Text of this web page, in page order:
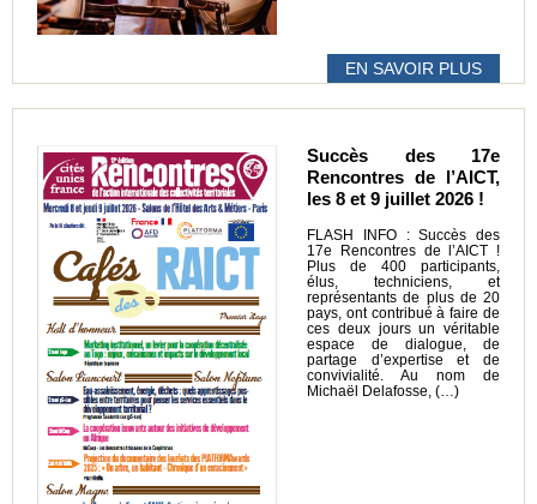
EN SAVOIR PLUS
Succès des 17e
Rencontres de l’AICT,
les 8 et 9 juillet 2026 !
FLASH INFO : Succès des
17e Rencontres de l’AICT !
Plus de 400 participants,
élus, techniciens, et
représentants de plus de 20
pays, ont contribué à faire de
ces deux jours un véritable
espace de dialogue, de
partage d’expertise et de
convivialité. Au nom de
Michaël Delafosse, (…)